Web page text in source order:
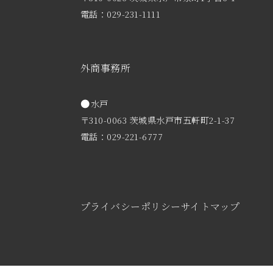
電話：029-231-1111
外商事務所
水戸
〒310-0063 茨城県水戸市五軒町2-1-37
電話：029-221-6777
プライバシーポリシーサイトマップ